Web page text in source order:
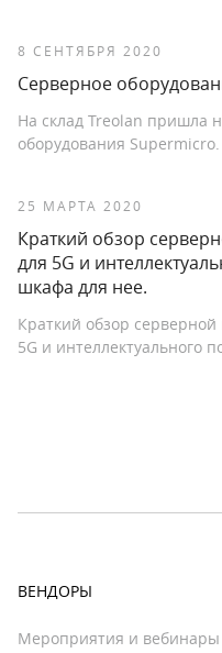
8 СЕНТЯБРЯ 2020
Серверное
На склад Treolan пришла
оборудования Supermicro.
25 МАРТА 2020
Краткий обзор
для 5G и
шкафа для нее.
Краткий обзор
5G и интеллектуального
ВЕНДОРЫ
Мероприятия и вебинары